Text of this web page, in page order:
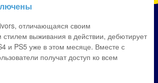
отличающаяся своим
выживания в действии, дебютирует
и PS5 уже в этом месяце. Вместе с
получат доступ ко всем